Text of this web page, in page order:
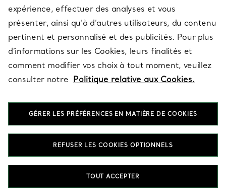
expérience, effectuer des analyses et vous
présenter, ainsi qu’à d’autres utilisateurs, du contenu
pertinent et personnalisé et des publicités. Pour plus
d’informations sur les Cookies, leurs finalités et
comment modifier vos choix à tout moment, veuillez
consulter notre Politique relative aux Cookies.
GÉRER LES PRÉFÉRENCES EN MATIÈRE DE COOKIES
REFUSER LES COOKIES OPTIONNELS
TOUT ACCEPTER